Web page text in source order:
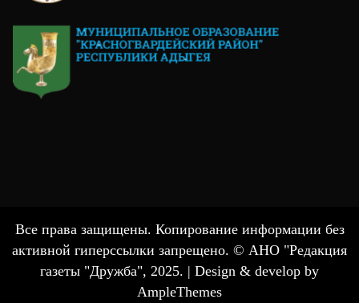
Все права защищены. Копирование информации без
активной гиперссылки запрещено. © АНО "Редакция
газеты "Дружба", 2025. | Design & develop by
AmpleThemes